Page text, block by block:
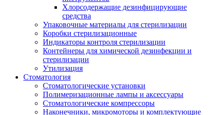
Хлорсодержащие дезинфицирующие
средства
Упаковочные материалы для стерилизации
Коробки стерилизационные
Индикаторы контроля стерилизации
Контейнеры для химической дезинфекции и
стерилизации
Утилизация
Стоматология
Стоматологические установки
Полимеризационные лампы и аксессуары
Стоматологические компрессоры
Наконечники, микромоторы и комплектующие